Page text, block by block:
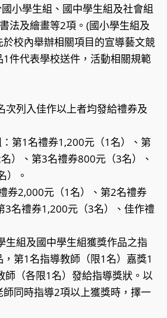
小學生組、國中學生組及社會組
法及繪畫等2項。(國小學生組及
校內舉辦相關項目的宣導藝文競
件代表學校送件，活動相關規範
次列入佳作以上者均發給禮券及
第1名禮券1,200元（1名）、第
）、第3名禮券800元（3名）、
）。
券2,000元（1名）、第2名禮券
3名禮券1,200元（3名）、佳作禮
生組及國中學生組獲獎作品之指
第1名指導教師（限1名）嘉獎1
師（各限1名）發給指導獎狀。以
同時指導2項以上獲獎時，擇一